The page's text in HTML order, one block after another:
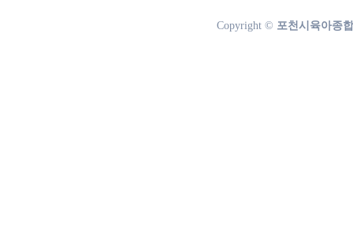
Copyright © 포천시육아종